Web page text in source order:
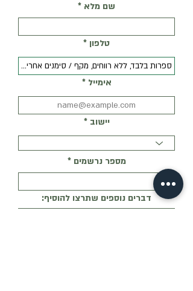
שם מלא
טלפון
אימייל
יישוב
מספר נרשמים
דברים נוספים שתרצו להוסיף: